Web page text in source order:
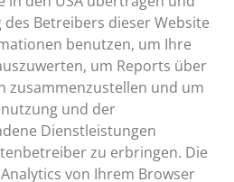
Betreibers dieser Website
benutzen, um Ihre
um Reports über
zusammenzustellen und um
und der
Dienstleistungen
zu erbringen. Die
von Ihrem Browser